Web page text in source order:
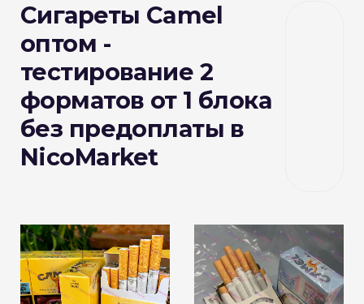
Сигареты Camel
оптом -
тестирование 2
форматов от 1 блока
без предоплаты в
NicoMarket